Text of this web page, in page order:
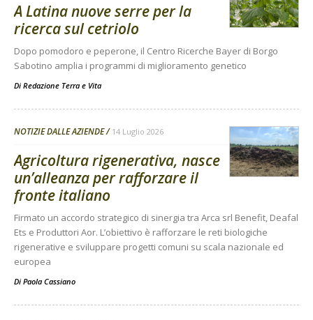
A Latina nuove serre per la
ricerca sul cetriolo
Dopo pomodoro e peperone, il Centro Ricerche Bayer di Borgo
Sabotino amplia i programmi di miglioramento genetico
Di Redazione Terra e Vita
NOTIZIE DALLE AZIENDE 14 Luglio 2026
Agricoltura rigenerativa, nasce
un’alleanza per rafforzare il
fronte italiano
Firmato un accordo strategico di sinergia tra Arca srl Benefit, Deafal
Ets e Produttori Aor. L’obiettivo è rafforzare le reti biologiche
rigenerative e sviluppare progetti comuni su scala nazionale ed
europea
Di Paola Cassiano